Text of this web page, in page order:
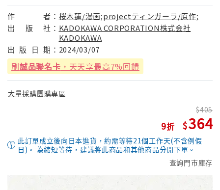
作 者： 桜木蓮/漫画;projectティンガーラ/原作;
出
版 社： KADOKAWA CORPORATION株式会社
KADOKAWA
出 版 日 期： 2024/03/07
刷誠品聯名卡 ，天天享最高7%回饋
大量採購團購專區
9
405
364
此訂單成立後向日本進貨，約需等待21個工作天(不含例假
日)。 為縮短等待，建議將此商品和其他商品分開下單。
查詢門市庫存